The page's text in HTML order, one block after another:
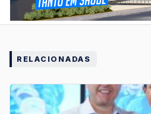
RELACIONADAS